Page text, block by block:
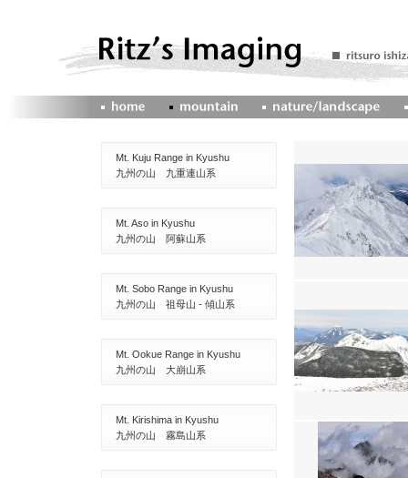
Mt. Kuju Range in Kyushu
九州の山 九重連山系
Mt. Aso in Kyushu
九州の山 阿蘇山系
Mt. Sobo Range in Kyushu
九州の山 祖母山 - 傾山系
Mt. Ookue Range in Kyushu
九州の山 大崩山系
Mt. Kirishima in Kyushu
九州の山 霧島山系